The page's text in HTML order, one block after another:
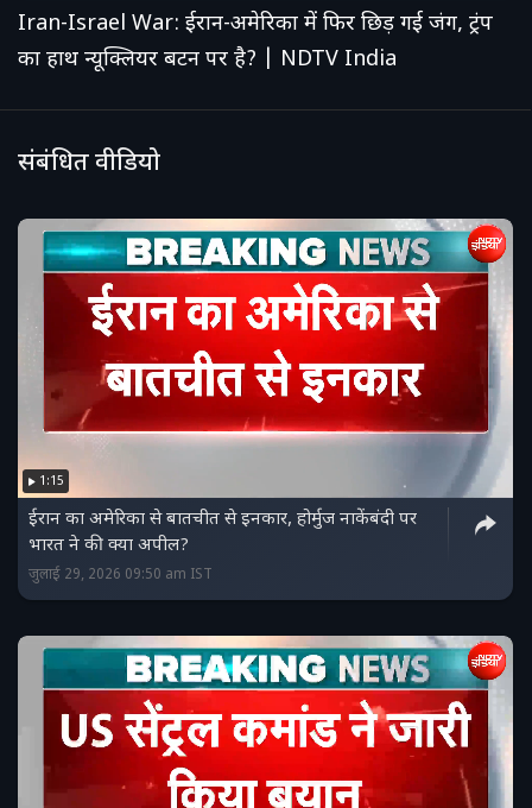
Iran-Israel War: ईरान-अमेरिका में फिर छिड़ गई जंग, ट्रंप
का हाथ न्यूक्लियर बटन पर है? | NDTV India
संबंधित वीडियो
1:15
ईरान का अमेरिका से बातचीत से इनकार, होर्मुज नाकेंबंदी पर
भारत ने की क्या अपील?
जुलाई 29, 2026 09:50 am IST